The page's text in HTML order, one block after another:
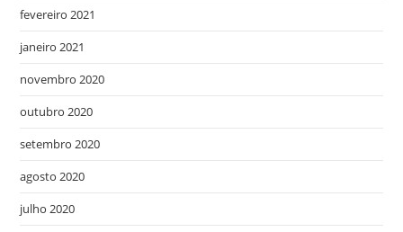
fevereiro 2021
janeiro 2021
novembro 2020
outubro 2020
setembro 2020
agosto 2020
julho 2020